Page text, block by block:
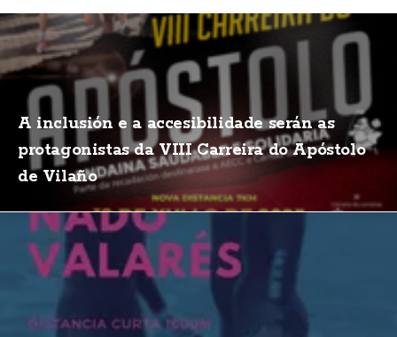
A inclusión e a accesibilidade serán as
protagonistas da VIII Carreira do Apóstolo
de Vilaño